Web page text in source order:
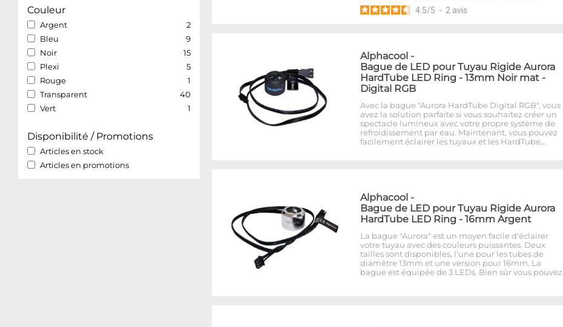
Couleur
Argent
2
Bleu
9
Noir
15
Plexi
5
Rouge
1
Transparent
40
Vert
1
Disponibilité / Promotions
Articles en stock
Articles en promotions
4.5/5 - 2 avis
Alphacool -
Bague de LED pour Tuyau Rigide Aurora
HardTube LED Ring - 13mm Noir mat -
Digital RGB
Avec la bague "Aurora HardTube Digital RGB", vous
avez la solution parfaite si vous souhaitez créer un
spectacle lumineux avec votre propre système de
refroidissement par eau. Maintenant, vous pouvez
facilement éclairer les tuyaux et les HardTube…
Alphacool -
Bague de LED pour Tuyau Rigide Aurora
HardTube LED Ring - 16mm Argent
La bague "Aurora" est un moyen facile d'éclairer
votre tuyau avec des couleurs puissantes. Deux
tailles sont disponibles, l'une pour les tubes de
diamètre 13mm et une version pour 16mm. La
bague est équipée de 3 LEDs. Bien sûr vous pouvez…